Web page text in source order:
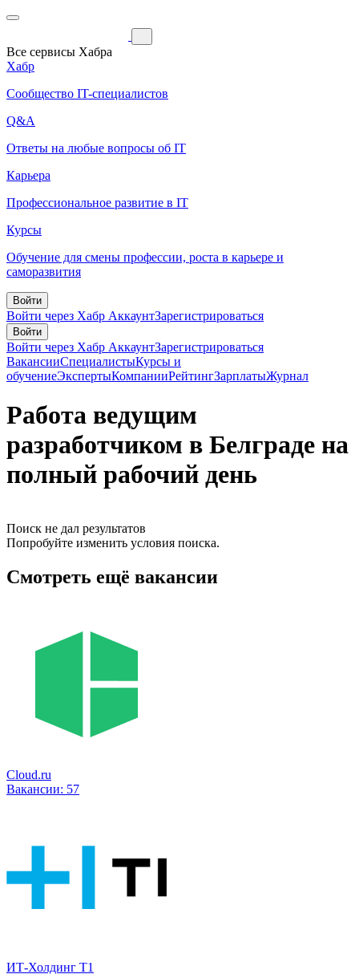
Все сервисы Хабра
Хабр
Сообщество IT-специалистов
Q&A
Ответы на любые вопросы об IT
Карьера
Профессиональное развитие в IT
Курсы
Обучение для смены профессии, роста в карьере и
саморазвития
Войти
Войти через Хабр АккаунтЗарегистрироваться
Войти
Войти через Хабр АккаунтЗарегистрироваться
ВакансииСпециалистыКурсы и
обучениеЭкспертыКомпанииРейтингЗарплатыЖурнал
Работа ведущим
разработчиком в Белграде на
полный рабочий день
Поиск не дал результатов
Попробуйте изменить условия поиска.
Смотреть ещё вакансии
Cloud.ru
Вакансии: 57
ИТ-Холдинг Т1